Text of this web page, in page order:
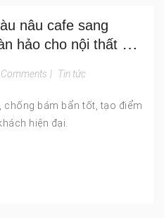
nâu cafe sang
hảo cho nội thất gỗ
| Tin tức
chống bám bẩn tốt, tạo điểm
hiện đại.